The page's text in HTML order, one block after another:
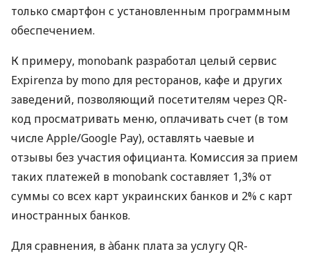
только смартфон с установленным программным
обеспечением.
К примеру, monobank разработал целый сервис
Expirenza by mono для ресторанов, кафе и других
заведений, позволяющий посетителям через QR-
код просматривать меню, оплачивать счет (в том
числе Apple/Google Pay), оставлять чаевые и
отзывы без участия официанта. Комиссия за прием
таких платежей в monobank составляет 1,3% от
суммы со всех карт украинских банков и 2% с карт
иностранных банков.
Для сравнения, в àбанк плата за услугу QR-